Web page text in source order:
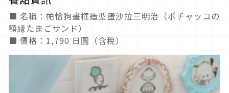
■ 名稱：帕恰狗畫框造型蛋沙拉三明治（ポチャッコの
額縁たまごサンド）
■ 價格：1,790 日圓（含稅）